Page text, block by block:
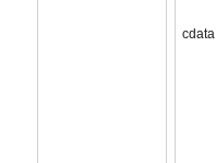
cdata